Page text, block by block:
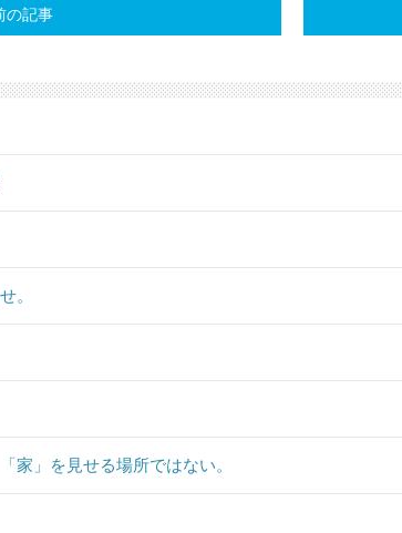
の記事
。
家」を見せる場所ではない。